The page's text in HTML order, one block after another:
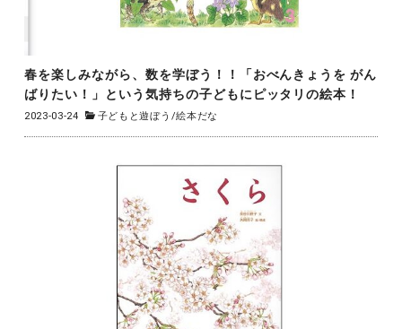
春を楽しみながら、数を学ぼう！！「おべんきょうを がん
ばりたい！」という気持ちの子どもにピッタリの絵本！
2023-03-24 子どもと遊ぼう /絵本だな